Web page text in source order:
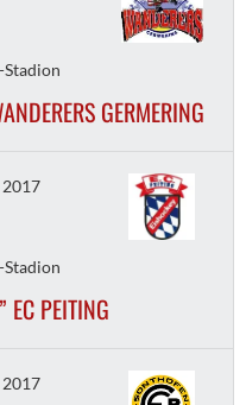
GERMERING
EC PEITING